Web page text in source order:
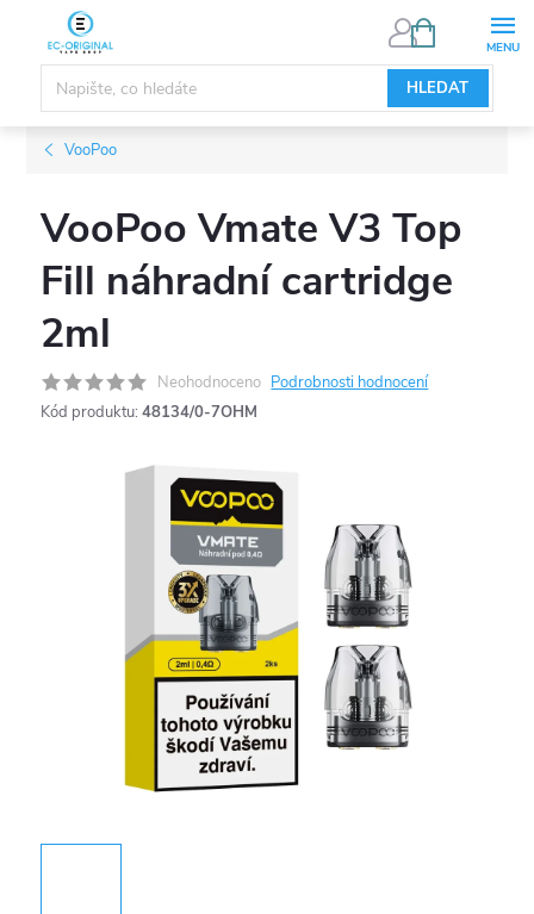
obsah
HLEDAT
NÁKUPNÍ
VooPoo
VooPoo Vmate V3 Top
Fill náhradní cartridge
2ml
Neohodnoceno Podrobnosti hodnocení
Kód produktu: 48134/0-7OHM